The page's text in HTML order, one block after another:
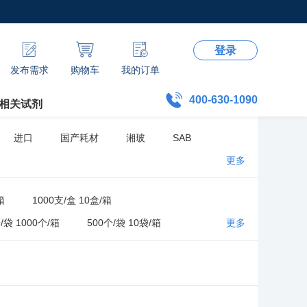
发布需求 购物车 我的订单
登录
关试剂 400-630-1090
进口 国产耗材 湘玻 SAB
更多
1000支/盒 10盒/箱
袋 1000个/箱 500个/袋 10袋/箱 更多